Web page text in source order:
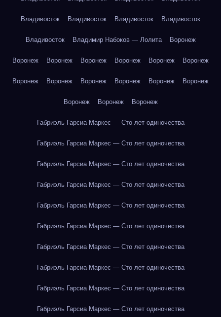
Владивосток Владивосток Владивосток Владивосток
Владивосток Владимир Набоков — Лолита Воронеж
Воронеж Воронеж Воронеж Воронеж Воронеж Воронеж
Воронеж Воронеж Воронеж Воронеж Воронеж Воронеж
Воронеж Воронеж Воронеж
Габриэль Гарсиа Маркес — Сто лет одиночества
Габриэль Гарсиа Маркес — Сто лет одиночества
Габриэль Гарсиа Маркес — Сто лет одиночества
Габриэль Гарсиа Маркес — Сто лет одиночества
Габриэль Гарсиа Маркес — Сто лет одиночества
Габриэль Гарсиа Маркес — Сто лет одиночества
Габриэль Гарсиа Маркес — Сто лет одиночества
Габриэль Гарсиа Маркес — Сто лет одиночества
Габриэль Гарсиа Маркес — Сто лет одиночества
Габриэль Гарсиа Маркес — Сто лет одиночества